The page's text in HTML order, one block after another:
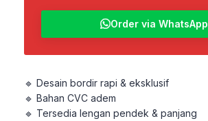
Order via WhatsApp
🔹 Desain bordir rapi & eksklusif
🔹 Bahan CVC adem
🔹 Tersedia lengan pendek & panjang